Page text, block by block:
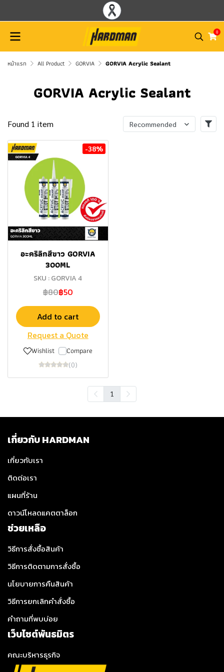
0
หน้าแรก All Product GORVIA GORVIA Acrylic Sealant
GORVIA Acrylic Sealant
Found 1 item Recommended
-38%
อะคริลิกสีขาว GORVIA
300ML
SKU : GORVIA 4
฿80฿50
Add to cart
Request a Quote
Wishlist Compare
(0)
1
เกี่ยวกับ HARDMAN
เกี่ยวกับเรา
ติดต่อเรา
แผนที่ร้าน
ดาวน์โหลดแคตตาล็อก
ช่วยเหลือ
วิธีการสั่งซื้อสินค้า
วิธีการติดตามการสั่งซื้อ
นโยบายการคืนสินค้า
วิธีการยกเลิกคำสั่งซื้อ
คำถามที่พบบ่อย
เว็บไซต์พันธมิตร
คณะบริหารธุรกิจ